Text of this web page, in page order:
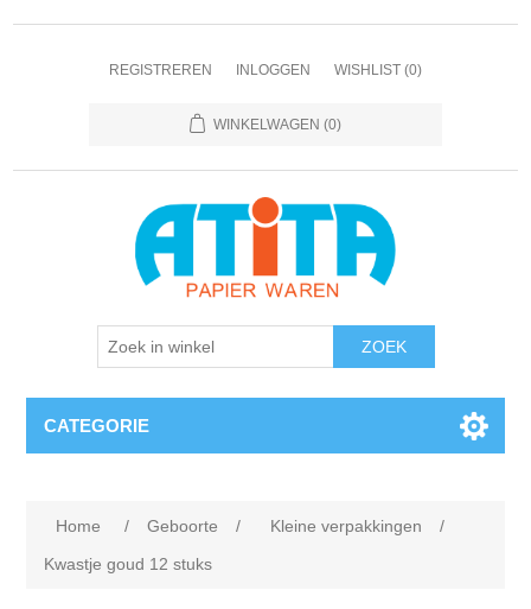
REGISTREREN INLOGGEN WISHLIST (0)
WINKELWAGEN (0)
CATEGORIE
Home / Geboorte / Kleine verpakkingen
/
Kwastje goud 12 stuks